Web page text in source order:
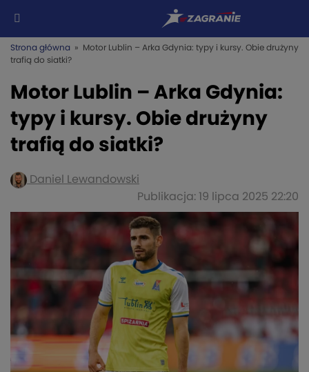
Strona główna » Motor Lublin – Arka Gdynia: typy i kursy. Obie drużyny
trafią do siatki?
Motor Lublin – Arka Gdynia:
typy i kursy. Obie drużyny
trafią do siatki?
Daniel Lewandowski
Publikacja: 19 lipca 2025 22:20